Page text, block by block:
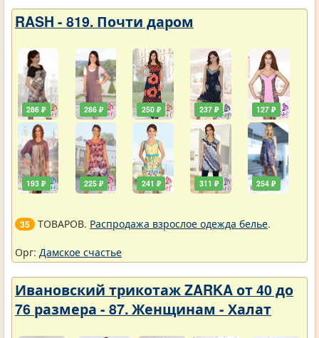
RASH - 819. Почти даром
286 ₽
193 ₽
286 ₽
225 ₽
250 ₽
241 ₽
237 ₽
311 ₽
127 ₽
254 ₽
35 ТОВАРОВ. Распродажа взрослое одежда белье.
Орг: Дамское счастье
Ивановский трикотаж ZARKA от 40 до
76 размера - 87. Женщинам - Халат